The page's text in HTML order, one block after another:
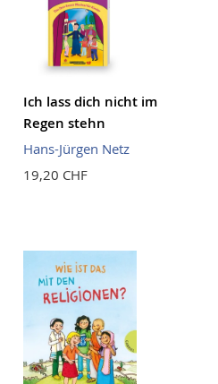
Ich lass dich nicht im
Regen stehn
Hans-Jürgen Netz
19,20 CHF